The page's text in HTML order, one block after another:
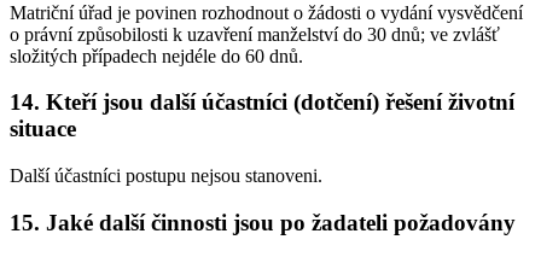
Matriční úřad je povinen rozhodnout o žádosti o vydání vysvědčení
o právní způsobilosti k uzavření manželství do 30 dnů; ve zvlášť
složitých případech nejdéle do 60 dnů.
14. Kteří jsou další účastníci (dotčení) řešení životní
situace
Další účastníci postupu nejsou stanoveni.
15. Jaké další činnosti jsou po žadateli požadovány